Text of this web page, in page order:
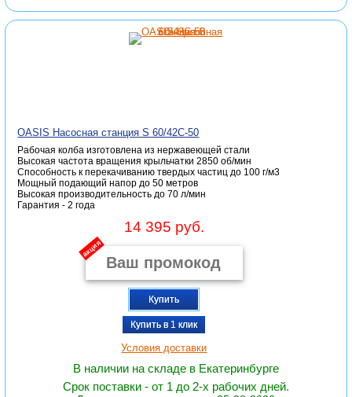
OASIS Насосная станция S 60/42С-50
Рабочая колба изготовлена из нержавеющей стали
Высокая частота вращения крыльчатки 2850 об/мин
Способность к перекачиванию твердых частиц до 100 г/м3
Мощный подающий напор до 50 метров
Высокая производительность до 70 л/мин
Гарантия - 2 года
14 395 руб.
акция
Купить
Купить в 1 клик
Условия доставки
В наличии на складе в Екатеринбурге
Срок поставки - от 1 до 2-х рабочих дней.